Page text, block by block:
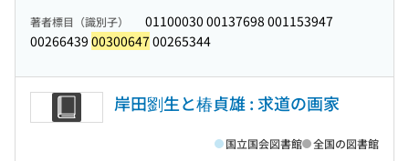
著者標目（識別子）
01100030 00137698 001153947
00266439 00300647 00265344
岸田劉生と椿貞雄 : 求道の画家
国立国会図書館 全国の図書館